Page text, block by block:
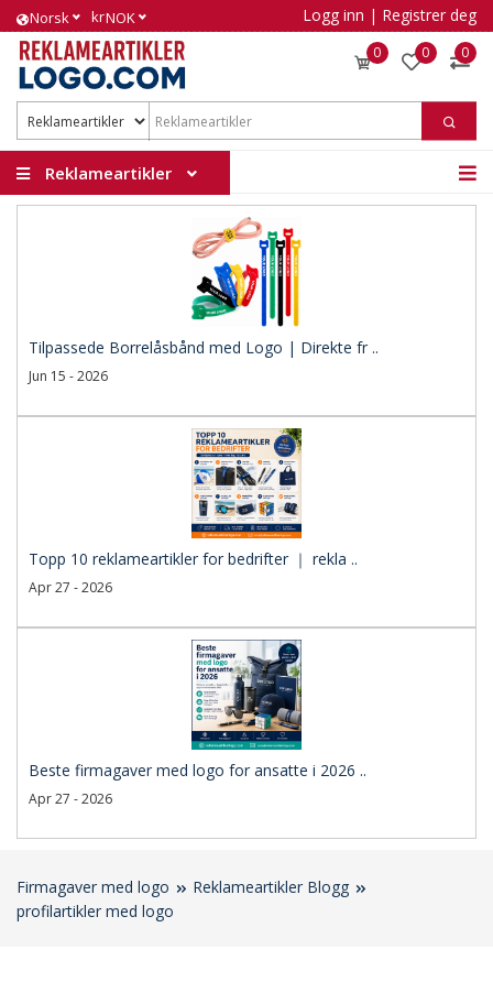
Norsk krNOK Logg inn | Registrer deg
0 0 0
Reklameartikler
Tilpassede Borrelåsbånd med Logo | Direkte fr ..
Jun 15 - 2026
Topp 10 reklameartikler for bedrifter ｜ rekla ..
Apr 27 - 2026
Beste firmagaver med logo for ansatte i 2026 ..
Apr 27 - 2026
Firmagaver med logo
Reklameartikler Blogg
profilartikler med logo